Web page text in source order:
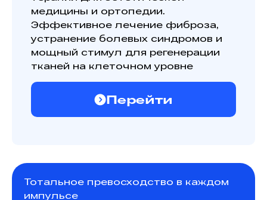
медицины и ортопедии.
Эффективное лечение фиброза,
устранение болевых синдромов и
мощный стимул для регенерации
тканей на клеточном уровне
Перейти
Тотальное превосходство в каждом
импульсе